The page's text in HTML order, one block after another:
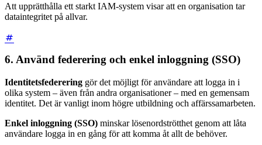
Att upprätthålla ett starkt IAM-system visar att en organisation tar
dataintegritet på allvar.
6. Använd federering och enkel inloggning (SSO)
Identitetsfederering gör det möjligt för användare att logga in i
olika system – även från andra organisationer – med en gemensam
identitet. Det är vanligt inom högre utbildning och affärssamarbeten.
Enkel inloggning (SSO) minskar lösenordströtthet genom att låta
användare logga in en gång för att komma åt allt de behöver.